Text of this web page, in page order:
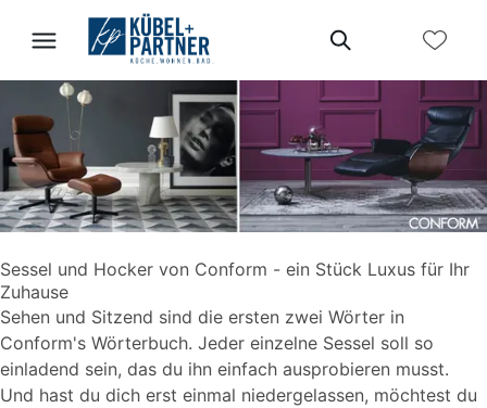
Sessel und Hocker von Conform - ein Stück Luxus für Ihr
Zuhause
Sehen und Sitzend sind die ersten zwei Wörter in
Conform's Wörterbuch. Jeder einzelne Sessel soll so
einladend sein, das du ihn einfach ausprobieren musst.
Und hast du dich erst einmal niedergelassen, möchtest du